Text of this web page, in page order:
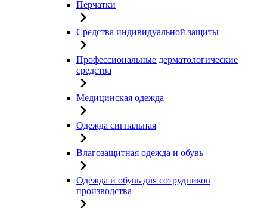
Перчатки
Средства индивидуальной защиты
Профессиональные дерматологические
средства
Медицинская одежда
Одежда сигнальная
Влагозащитная одежда и обувь
Одежда и обувь для сотрудников
производства